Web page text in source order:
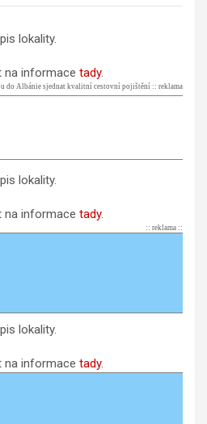
lokality.
na informace tady.
do Albánie sjednat kvalitní cestovní pojištění :: reklama
lokality.
na informace tady.
:: reklama ::
lokality.
na informace tady.